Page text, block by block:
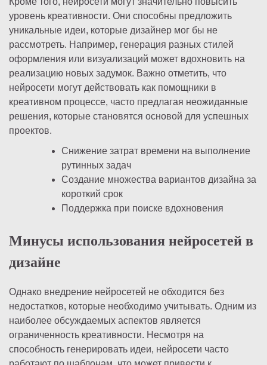
уровень креативности. Они способны предложить
уникальные идеи, которые дизайнер мог бы не
рассмотреть. Например, генерация разных стилей
оформления или визуализаций может вдохновить на
реализацию новых задумок. Важно отметить, что
нейросети могут действовать как помощники в
креативном процессе, часто предлагая неожиданные
решения, которые становятся основой для успешных
проектов.
Снижение затрат времени на выполнение
рутинных задач
Создание множества вариантов дизайна за
короткий срок
Поддержка при поиске вдохновения
Минусы использования нейросетей в
дизайне
Однако внедрение нейросетей не обходится без
недостатков, которые необходимо учитывать. Одним из
наиболее обсуждаемых аспектов является
ограниченность креативности. Несмотря на
способность генерировать идеи, нейросети часто